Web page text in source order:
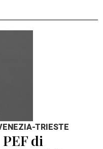
TRIESTE
di